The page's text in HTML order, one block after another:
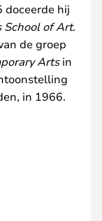
doceerde hij
School of Art.
de groep
Artsin
in 1966.